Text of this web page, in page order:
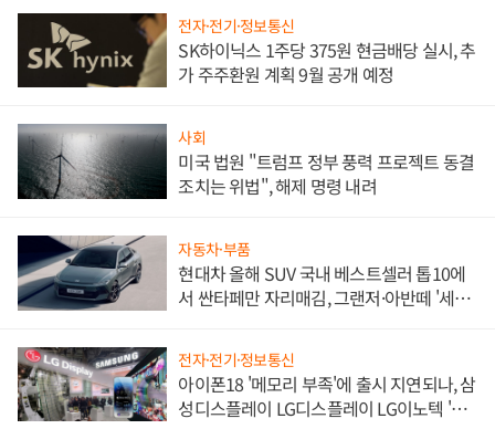
전자·전기·정보통신
SK하이닉스 1주당 375원 현금배당 실시, 추
가 주주환원 계획 9월 공개 예정
사회
미국 법원 "트럼프 정부 풍력 프로젝트 동결
조치는 위법", 해제 명령 내려
자동차·부품
현대차 올해 SUV 국내 베스트셀러 톱10에
서 싼타페만 자리매김, 그랜저·아반떼 '세단
전자·전기·정보통신
아이폰18 '메모리 부족'에 출시 지연되나, 삼
성디스플레이 LG디스플레이 LG이노텍 '탈